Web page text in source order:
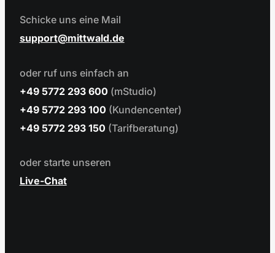
Schicke uns eine Mail
support
mittwald.de
oder ruf uns einfach an
+49 5772 293 600 (mStudio)
+49 5772 293 100 (Kundencenter)
+49 5772 293 150 (Tarifberatung)
oder starte unseren
Live-Chat